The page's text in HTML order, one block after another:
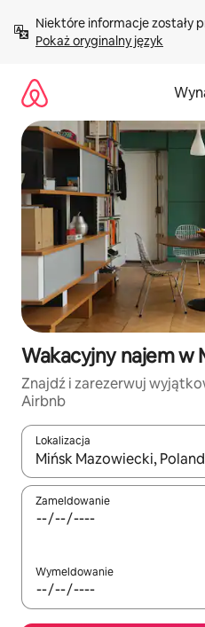
treści Pokaż oryginalny język
Wakacyjny najem w
Znajdź i zarezerwuj
Airbnb
Lokalizacja
Gdy wyniki będą dostępne,
Zameldowanie
Wymeldowanie